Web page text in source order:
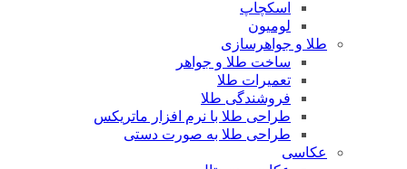
اسکچاپ
لومیون
طلا و جواهرسازی
ساخت طلا و جواهر
تعمیرات طلا
فروشندگی طلا
طراحی طلا با نرم افزار ماتریکس
طراحی طلا به صورت دستی
عکاسی